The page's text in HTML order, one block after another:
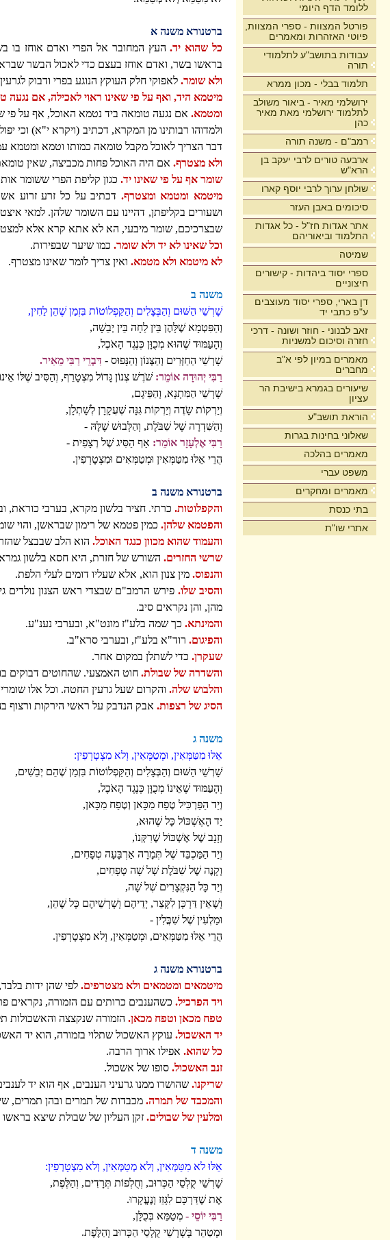
ללומד הדף היומי
פורטל המצוות - ספרי המצוות,
פיוטי האזהרות ומאמרים
עבודות בתושב"ע לתלמודי
תורה
תלמוד בבלי - מכון ממרא
ירושלמי מאיר - ביאור משולב
לתלמוד ירושלמי מאת מאיר
כהן
רמב"ם - משנה תורה
ארבעה טורים לרבי יעקב בן
הרא"ש
שולחן ערוך לרבי יוסף קארו
סיכומים באבן העזר
אתר אגדות חז"ל - כל אגדות
התלמוד וביאוריהם
שמיטה
ספרי יסוד ביהדות - קישורים
חיצוניים
דן בארי, ספרי יסוד מעוצבים
ע"פ כתבי יד
זאב לבנוני - חוזר ושונה - דרכי
חזרה וסיכום למשניות
מאמרים במיון לפי א"ב
מחברים
שיעורים בגמרא בישיבת הר
עציון
הוראת תושב"ע
שאלוני בחינות בגרות
מאמרים בהלכה
משפט עברי
מאמרים ומחקרים
בתי כנסת
אתרי שו"ת
ברטנורא משנה א
כל שהוא יד.העץ המחובר אל הפרי ואדם אוחז בו
בראשו בשר, ואדם אוחז בעצם כדי לאכול הבשר
ולא שומר. לאפוקי חלק העוקץ הנוגע בפרי ודבוק
מיטמא היד, ואף על פי שאינו ראוי לאכילה, אם נגעה
ומטמא. אם נגעה טומאה ביד נטמא האוכל, אף על פי
ולמדוהו רבותינו מן המקרא, דכתיב (ויקרא י"א) וכי
דבר הצריך לאוכל מקבל טומאה כמותו וטמא ומטמא
ולא מצטרף. אם היה האוכל פחות מכביצה, שאין
שומר אף על פי שאינו יד. כגון קליפת הפרי ששומר
מיטמא ומטמא ומצטרף. דכתיב על כל זרע זרוע
ושעורים בקליפתן, דהיינו עם השומר שלהן. למאי
שבצרכיכם, שומר מיבעי, הא לא אתא קרא אלא
וכל שאינו לא יד ולא שומר. כמו שיער שבפירות.
לא מיטמא ולא מטמא. ואין צריך לומר שאינו מצטרף.
משנה ב
שָׁרְשֵׁי הַשּׁוּם וְהַבְּצָלִים וְהַקַּפְלוֹטוֹת בִּזְמַן שֶׁהֵן לַחִין,
וְהַפִּטְמָא שֶׁלָּהֶן בֵּין לַחָה בֵּין יְבֵשָׁה,
וְהָעַמּוּד שֶׁהוּא מְכֻוָּן כְּנֶגֶד הָאֹכֶל,
שָׁרְשֵׁי הַחַזְּרִים וְהַצְּנוֹן וְהַנָּפוּס - דִּבְרֵי רַבִּי מֵאִיר.
רַבִּי יְהוּדָה אוֹמֵר: שֹׁרֶשׁ צְנוֹן גָּדוֹל מִצְטָרֵף, וְהַסִּיב שֶׁלּוֹ
שָׁרְשֵׁי הַמִּתְנָא, וְהַפֵּיגָם,
וְיַרְקוֹת שָֹדֶה וְיַרְקוֹת גִּנָּה שֶׁעֲקָרָן לְשָׁתְלָן,
וְהַשִּׁדְרָה שֶׁל שִׁבֹּלֶת, וְהַלְּבוּשׁ שֶׁלָּהּ -
רַבִּי אֶלְעָזָר אוֹמֵר: אַף הַסִּיג שֶׁל רְצָפִית -
הֲרֵי אֵלּוּ מִטַּמְּאִין וּמְטַמְּאִים וּמִצְטָרְפִין.
ברטנורא משנה ב
והקפלוטות. כרתי. חציר בלשון מקרא, בערבי כוראת,
והפטמא שלהן. כמין פטמא של רימון שבראשן, והוי
והעמוד שהוא מכוון כנגד האוכל. הוא הלב שבבצל
שרשי החזרים. השורש של חזרת, היא חסא בלשון גמרא
והנפוס. מין צנון הוא, אלא שעליו דומים לעלי הלפת.
והסיב שלו.פירש הרמב"ם שבצדי ראש הצנון נולדים
מהן, והן נקראים סיב.
והמינתא. כך שמה בלע"ז מונט"א, ובערבי נענ"ע.
והפיגום. רוד"א בלע"ז, ובערבי סרא"ב.
שעקרן. כדי לשתלן במקום אחר.
והשדרה של שבולת. חוט האמצעי. שהחוטים דבוקים
והלבוש שלה. והקרום שעל גרעין החטה. וכל אלו
הסיג של רצפות. אבק הנדבק על ראשי הירקות ורצוף
משנה ג
אֵלּוּ מִטַּמְּאִין, וּמְטַמְּאִין, וְלא מִצְטָרְפִין:
שָׁרְשֵׁי הַשּׁוּם וְהַבְּצָלִים וְהַקַּפְלוֹטוֹת בִּזְמַן שֶׁהֵם יְבֵשִׁים,
וְהָעַמּוּד שֶׁאֵינוֹ מְכֻוָּן כְּנֶגֶד הָאֹכֶל,
וְיַד הַפַּרְכִּיל טֶפַח מִכָּאן וְטֶפַח מִכָּאן,
יַד הָאֶשְׁכּוֹל כָּל שֶׁהוּא,
וְזָנָב שֶׁל אֶשְׁכּוֹל שֶׁרִקְּנוֹ,
וְיַד הַמַּכְבֵּד שֶׁל תְּמָרָה אַרְבָּעָה טְפָחִים,
וְקָנֶה שֶׁל שִׁבֹּלֶת שְׁל שָׁה טְפָחִים,
וְיַד כָּל הַנִּקְצָרִים שְׁל שָׁה,
וְשֶׁאֵין דַּרְכָּן לִקָּצֵר, יְדֵיהֶם וְשָׁרְשֵׁיהֶם כָּל שֶׁהֵן,
וּמַלְעִין שֶׁל שִׁבֳּלִין -
הֲרֵי אֵלּוּ מִטַּמְּאִים, וּמְטַמְּאִין, וְלא מִצְטָרְפִין.
ברטנורא משנה ג
מיטמאים ומטמאים ולא מצטרפים. לפי שהן ידות
ויד הפרכיל. כשהענבים כרותים עם הזמורה, נקראים
טפח מכאן וטפח מכאן. הזמורה שנקצצה והאשכולות
יד האשכול. עוקץ האשכול שתלוי בזמורה, הוא יד
כל שהוא. אפילו ארוך הרבה.
זנב האשכול. סופו של אשכול.
שריקנו. שהושרו ממנו גרעיני הענבים, אף הוא יד
והמכבד של תמרה. מכבדות של תמרים ובהן תמרים,
ומלעין של שבולים. זקן העליון של שבולת שיצא
משנה ד
אֵלּוּ לא מִטַּמְּאִין, וְלא מְטַמְּאִין, וְלא מִצְטָרְפִין:
שָׁרְשֵׁי קֻלְסֵי הַכְּרוּב, וְחֻלְפוֹת תְּרָדִים, וְהַלֶּפֶת,
אֶת שֶׁדַּרְכָּם לִגָּזֵז וְנֶעֱקָרוּ.
רַבִּי יוֹסֵי - מְטַמֵּא בְּכֻלָּן,
וּמְטַהֵר בְּשָׁרְשֵׁי קֻלְסֵי הַכְּרוּב וְהַלֶּפֶת.